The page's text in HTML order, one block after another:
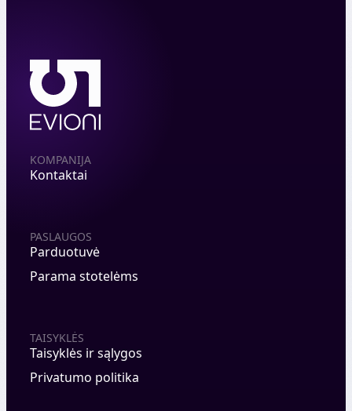
KOMPANIJA
Kontaktai
PASLAUGOS
Parduotuvė
Parama stotelėms
TAISYKLĖS
Taisyklės ir sąlygos
Privatumo politika